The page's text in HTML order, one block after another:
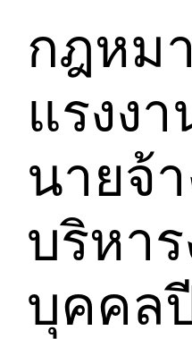
กฎหม
แรงง
นายจ้
บริหา
บุคคล